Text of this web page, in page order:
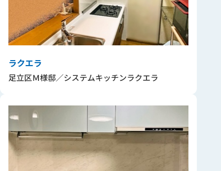
ラクエラ
足立区Ｍ様邸／システムキッチンラクエラ